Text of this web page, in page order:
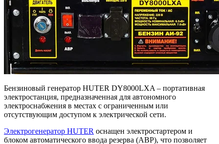
Бензиновый генератор HUTER DY8000LXA – портативная
электростанция, предназначенная для автономного
электроснабжения в местах с ограниченным или
отсутствующим доступом к электрической сети.
Электрогенератор HUTER оснащен электростартером и
блоком автоматического ввода резерва (АВР), что позволяет